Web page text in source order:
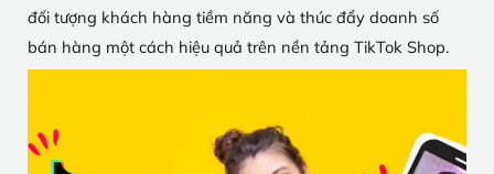
đối tượng khách hàng tiềm năng và thúc đẩy doanh số
bán hàng một cách hiệu quả trên nền tảng TikTok Shop.